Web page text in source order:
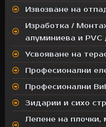
Извозване на
Изработка /
алуминиева и PVC
Усвояване на
Професионални
Професионални
Зидарии и сихо
Лепене на